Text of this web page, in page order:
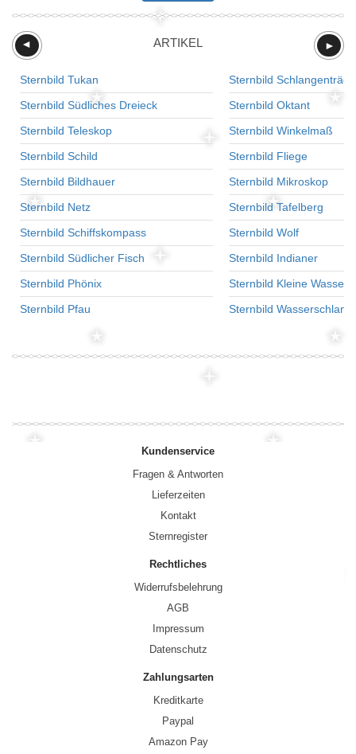
ARTIKEL ►
►
Sternbild Tukan
Sternbild Südliches Dreieck
Sternbild Teleskop
Sternbild Schild
Sternbild Bildhauer
Sternbild Netz
Sternbild Schiffskompass
Sternbild Südlicher Fisch
Sternbild Phönix
Sternbild Pfau
Sternbild
Sternbild Oktant
Sternbild Winkelmaß
Sternbild Fliege
Sternbild Mikroskop
Sternbild Tafelberg
Sternbild Wolf
Sternbild Indianer
Sternbild Kleine
Sternbild
Kundenservice
Fragen & Antworten
Lieferzeiten
Kontakt
Sternregister
Rechtliches
Widerrufsbelehrung
AGB
Impressum
Datenschutz
Zahlungsarten
Kreditkarte
Paypal
Amazon Pay